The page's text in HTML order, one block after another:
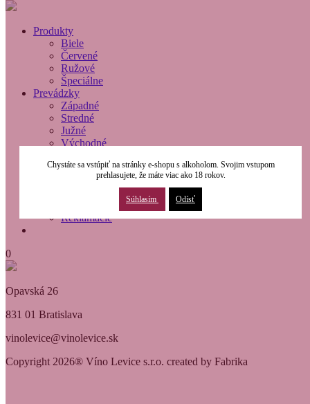
Produkty
Biele
Červené
Ružové
Špeciálne
Prevádzky
Západné
Stredné
Južné
Východné
Modernizácia
Reklamácie
0
Opavská 26
831 01 Bratislava
vinolevice@vinolevice.sk
Copyright 2026® Víno Levice s.r.o. created by Fabrika
Chystáte sa vstúpiť na stránky e-shopu s alkoholom. Svojim vstupom
prehlasujete, že máte viac ako 18 rokov.
Súhlasím Odísť